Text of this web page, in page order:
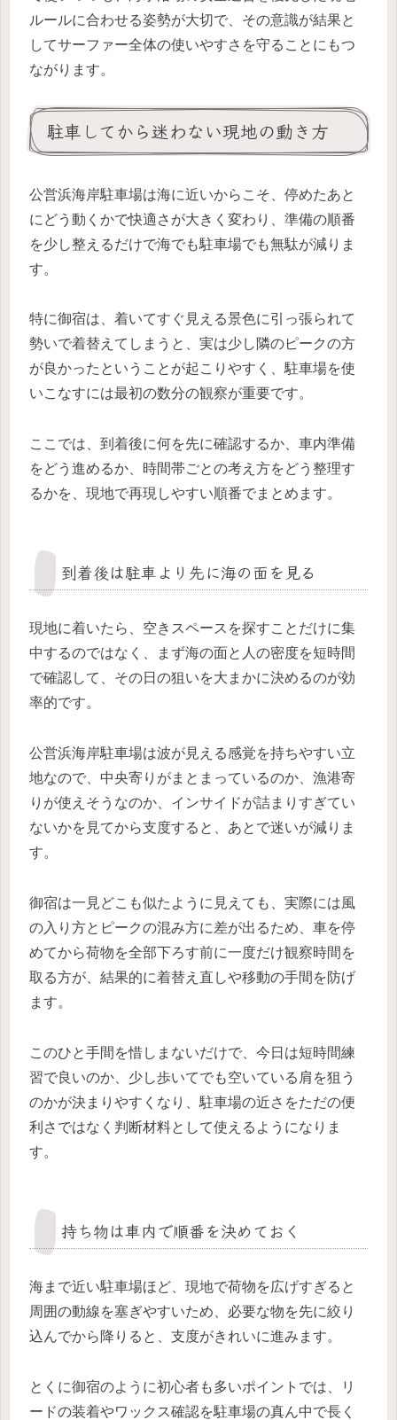
ルールに合わせる姿勢が大切で、その意識が結果と
してサーファー全体の使いやすさを守ることにもつ
ながります。
駐車してから迷わない現地の動き方
公営浜海岸駐車場は海に近いからこそ、停めたあと
にどう動くかで快適さが大きく変わり、準備の順番
を少し整えるだけで海でも駐車場でも無駄が減りま
す。
特に御宿は、着いてすぐ見える景色に引っ張られて
勢いで着替えてしまうと、実は少し隣のピークの方
が良かったということが起こりやすく、駐車場を使
いこなすには最初の数分の観察が重要です。
ここでは、到着後に何を先に確認するか、車内準備
をどう進めるか、時間帯ごとの考え方をどう整理す
るかを、現地で再現しやすい順番でまとめます。
到着後は駐車より先に海の面を見る
現地に着いたら、空きスペースを探すことだけに集
中するのではなく、まず海の面と人の密度を短時間
で確認して、その日の狙いを大まかに決めるのが効
率的です。
公営浜海岸駐車場は波が見える感覚を持ちやすい立
地なので、中央寄りがまとまっているのか、漁港寄
りが使えそうなのか、インサイドが詰まりすぎてい
ないかを見てから支度すると、あとで迷いが減りま
す。
御宿は一見どこも似たように見えても、実際には風
の入り方とピークの混み方に差が出るため、車を停
めてから荷物を全部下ろす前に一度だけ観察時間を
取る方が、結果的に着替え直しや移動の手間を防げ
ます。
このひと手間を惜しまないだけで、今日は短時間練
習で良いのか、少し歩いてでも空いている肩を狙う
のかが決まりやすくなり、駐車場の近さをただの便
利さではなく判断材料として使えるようになりま
す。
持ち物は車内で順番を決めておく
海まで近い駐車場ほど、現地で荷物を広げすぎると
周囲の動線を塞ぎやすいため、必要な物を先に絞り
込んでから降りると、支度がきれいに進みます。
とくに御宿のように初心者も多いポイントでは、リ
ードの装着やワックス確認を駐車場の真ん中で長く